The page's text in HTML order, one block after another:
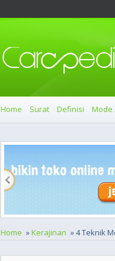
Home Surat Definisi Mode
Home »Kerajinan » 4 Teknik